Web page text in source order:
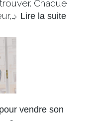
Chaque
Lire la suite
vendre son